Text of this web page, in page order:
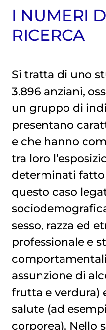
I NUMERI
RICERCA
Si tratta di uno
3.896 anziani,
un gruppo di
presentano
e che hanno
tra loro
determinati
questo caso
sesso, razza ed
professionale e
assunzione di
frutta e verdura)
salute (ad
corporea). Nello